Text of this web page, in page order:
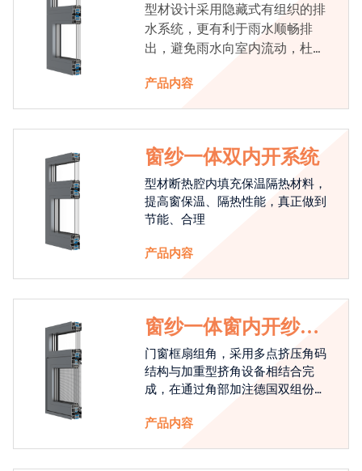
型材设计采用隐藏式有组织的排
水系统，更有利于雨水顺畅排
出，避免雨水向室内流动，杜绝
产品内容
窗纱一体双内开系统
型材断热腔内填充保温隔热材料，
提高窗保温、隔热性能，真正做到
节能、合理
产品内容
窗纱一体窗内开纱外
开系统
门窗框扇组角，采用多点挤压角码
结构与加重型挤角设备相结合完
成，在通过角部加注德国双组份胶
强度，促使窗使用寿命提升5-10
产品内容